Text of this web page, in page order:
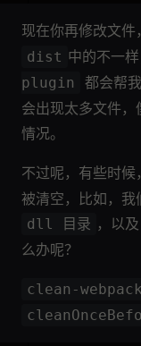
现在你再修改文
dist 中的不一
plugin
都会帮
会出现太多文件
情况。
不过呢，有些时候
被清空，比如，我
dll 目录 ，以及
么办呢？
clean-